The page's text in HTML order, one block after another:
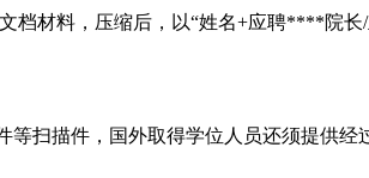
材料，压缩后，以“姓名+应聘****院长/
扫描件，国外取得学位人员还须提供